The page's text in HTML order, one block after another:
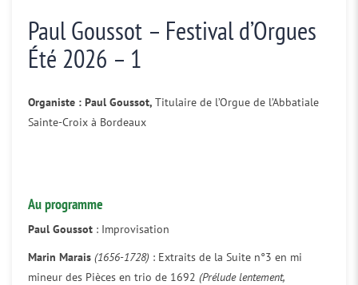
Paul Goussot – Festival d’Orgues
Été 2026 – 1
Organiste : Paul Goussot, Titulaire de l’Orgue de l’Abbatiale
Sainte-Croix à Bordeaux
Au programme
Paul Goussot : Improvisation
Marin Marais (1656-1728) : Extraits de la Suite n°3 en mi
mineur des Pièces en trio de 1692 (Prélude lentement,